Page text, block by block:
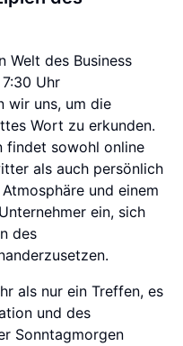
Welt des Business
Uhr
wir uns, um die
Wort zu erkunden.
findet sowohl online
als auch persönlich
und einem
ein, sich
des
als nur ein Treffen, es
und des
Sonntagmorgen